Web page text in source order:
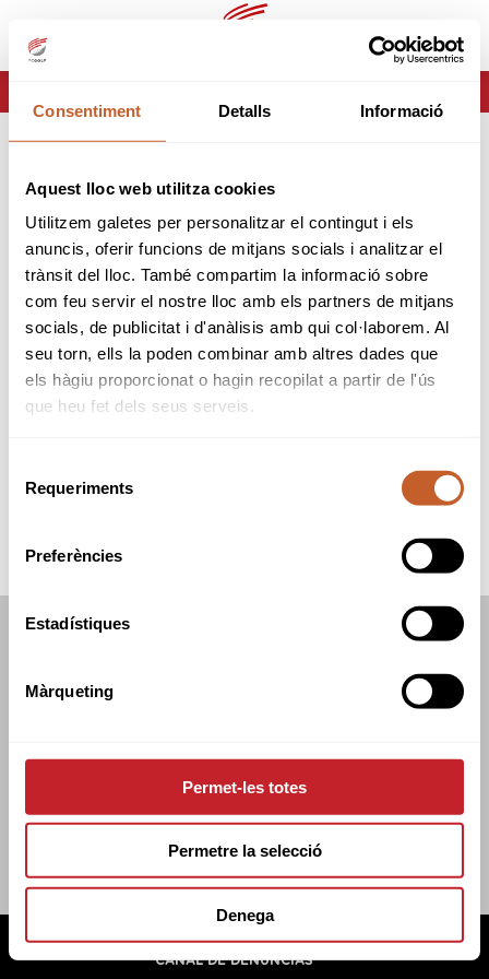
Consentiment Detalls Informació
Aquest lloc web utilitza cookies
Utilitzem galetes per personalitzar el contingut i els
anuncis, oferir funcions de mitjans socials i analitzar el
trànsit del lloc. També compartim la informació sobre
com feu servir el nostre lloc amb els partners de mitjans
socials, de publicitat i d'anàlisis amb qui col·laborem. Al
seu torn, ells la poden combinar amb altres dades que
els hàgiu proporcionat o hagin recopilat a partir de l'ús
que heu fet dels seus serveis.
Requeriments
Preferències
Estadístiques
Màrqueting
Permet-les totes
Permetre la selecció
Denega
es ca
Página no encontrada
Lo sentimos pero la página que estas buscando no
existe o ha cambiado.
volver
C/TUSET 32, 8A PLANTA. 08006 BCN
POLÍTICA DE COOKIES
POLÍTICA DE PRIVACIDAD
CANAL DE DENUNCIAS